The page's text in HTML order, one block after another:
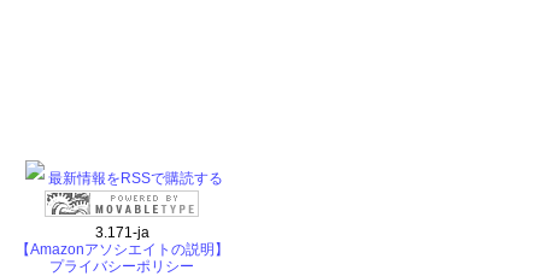
最新情報をRSSで購読する
3.171-ja
【Amazonアソシエイトの説明】
プライバシーポリシー